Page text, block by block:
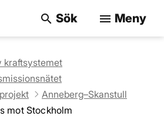
search Sök menu Meny
kraftsystemet
Anneberg–Skanstull
mot Stockholm